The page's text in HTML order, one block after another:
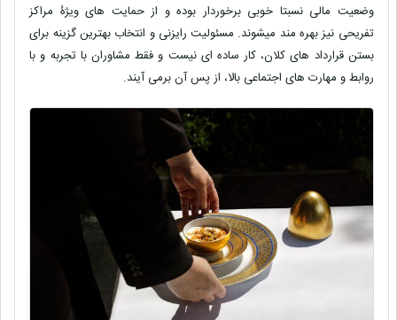
وضعیت مالی نسبتا خوبی برخوردار بوده و از حمایت های ویژۀ مراکز
تفریحی نیز بهره مند میشوند. مسئولیت رایزنی و انتخاب بهترین گزینه برای
بستن قرارداد های کلان، کار ساده ای نیست و فقط مشاوران با تجربه و با
روابط و مهارت های اجتماعی بالا، از پس آن برمی آیند.